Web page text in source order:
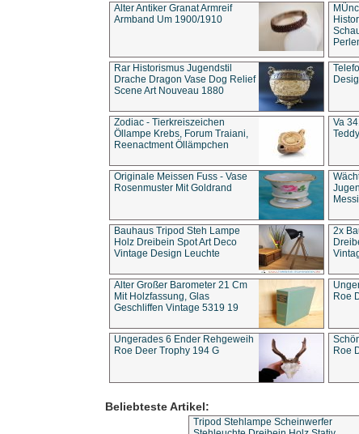
Alter Antiker Granat Armreif
Armband Um 1900/1910
Rar Historismus Jugendstil
Drache Dragon Vase Dog Relief
Scene Art Nouveau 1880
Zodiac - Tierkreiszeichen
Öllampe Krebs, Forum Traiani,
Reenactment Öllämpchen
Va
Originale Meissen Fuss - Vase
Rosenmuster Mit Goldrand
Bauhaus Tripod Steh Lampe
Holz Dreibein Spot Art Deco
Vintage Design Leuchte
2x
Alter Großer Barometer 21 Cm
Mit Holzfassung, Glas
Geschliffen Vintage 5319 19
Roe
Ungerades 6 Ender Rehgeweih
Roe Deer Trophy 194 G
Roe
Beliebteste Artikel:
Tripod Stehlampe Scheinwerfer